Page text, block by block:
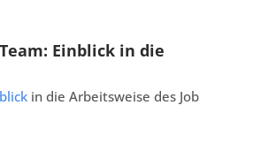
Einblick in die
in die Arbeitsweise des Job